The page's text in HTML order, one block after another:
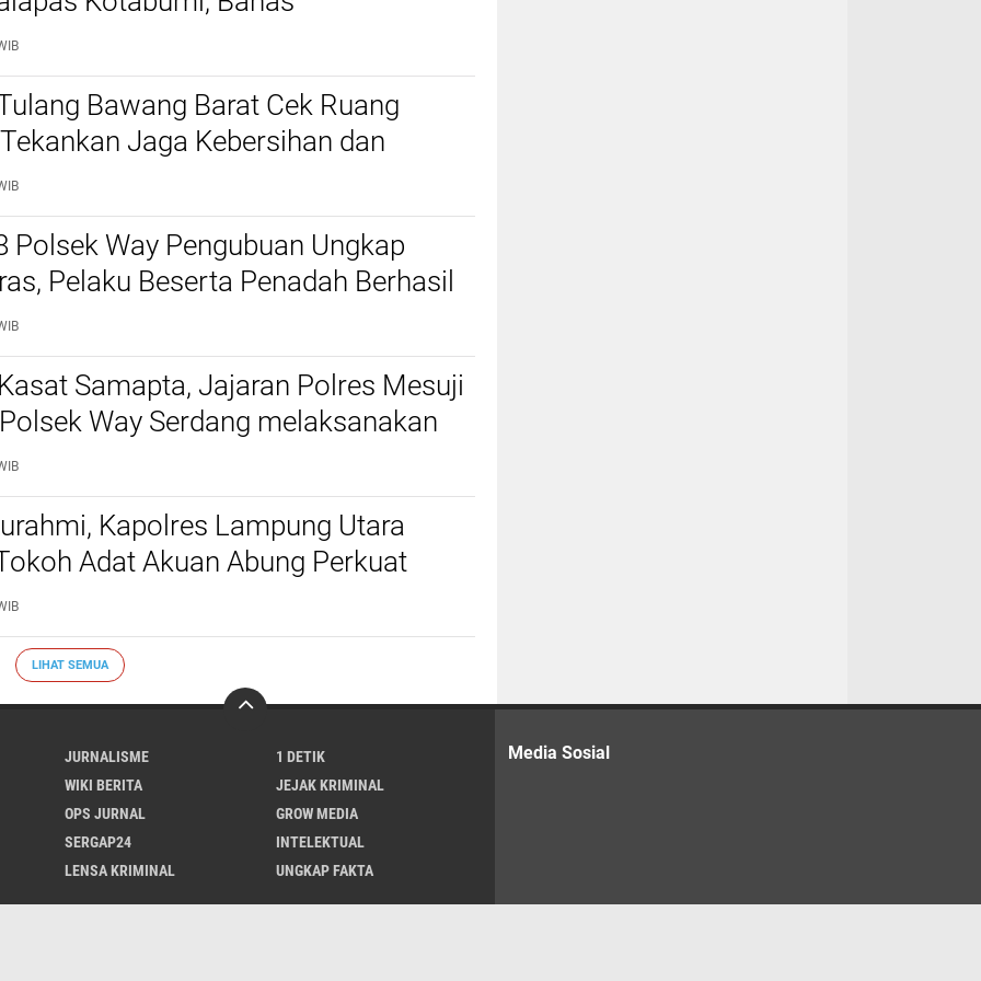
Narkoba dan Pungli
Bawang Barat Cek Ruang
Jaga Kebersihan dan
Polsek Way Pengubuan Ungkap
Pelaku Beserta Penadah Berhasil
Samapta, Jajaran Polres Mesuji
Way Serdang melaksanakan
Dalam Program Jumat Curhat
Kapolres Lampung Utara
Adat Akuan Abung Perkuat
Kamtibmas
LIHAT SEMUA
JURNALISME
1 DETIK
WIKI BERITA
JEJAK KRIMINAL
OPS JURNAL
GROW MEDIA
SERGAP24
INTELEKTUAL
LENSA KRIMINAL UNGKAP FAKTA
Media Sosial